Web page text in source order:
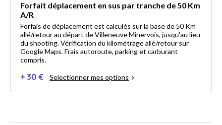
Forfait déplacement en sus par tranche de 50 Km
A/R
Forfais de déplacement est calculés sur la base de 50 Km
allé/retour au départ de Villeneuve Minervois, jusqu'au lieu
du shooting. Vérification du kilométrage allé/retour sur
Google Maps. Frais autoroute, parking et carburant
compris.
+ 30 € Selectionner mes options